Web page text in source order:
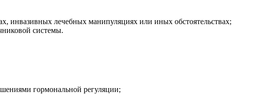
инвазивных лечебных манипуляциях или иных обстоятельствах;
системы.
гормональной регуляции;